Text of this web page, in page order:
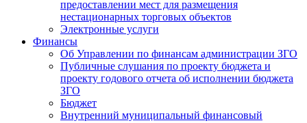
предоставлении мест для размещения
нестационарных торговых объектов
Электронные услуги
Финансы
Об Управлении по финансам администрации ЗГО
Публичные слушания по проекту бюджета и
проекту годового отчета об исполнении бюджета
ЗГО
Бюджет
Внутренний муниципальный финансовый